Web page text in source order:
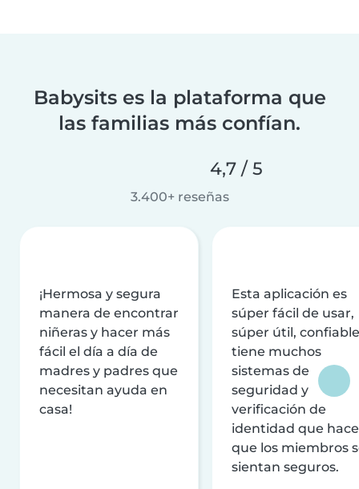
Babysits es la plataforma que
las familias más confían.
4,7 / 5
3.400+ reseñas
¡Hermosa y segura
manera de encontrar
niñeras y hacer más
fácil el día a día de
madres y padres que
necesitan ayuda en
casa!
Esta aplicación es
súper fácil de usar,
súper útil,
tiene muchos
sistemas de
seguridad y
verificación de
identidad que
que los miembros
sientan seguros.